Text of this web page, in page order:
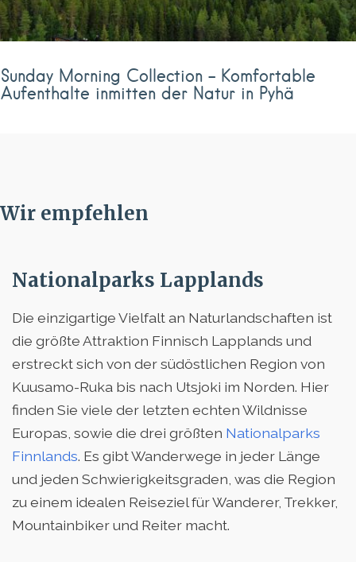
Sunday Morning Collection – Komfortable
Aufenthalte inmitten der Natur in Pyhä
Wir empfehlen
Nationalparks Lapplands
Die einzigartige Vielfalt an Naturlandschaften ist
die größte Attraktion Finnisch Lapplands und
erstreckt sich von der südöstlichen Region von
Kuusamo-Ruka bis nach Utsjoki im Norden. Hier
finden Sie viele der letzten echten Wildnisse
Europas, sowie die drei größten Nationalparks
Finnlands. Es gibt Wanderwege in jeder Länge
und jeden Schwierigkeitsgraden, was die Region
zu einem idealen Reiseziel für Wanderer, Trekker,
Mountainbiker und Reiter macht.